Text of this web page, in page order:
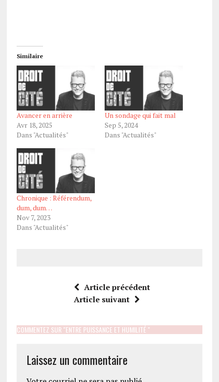
Similaire
Avancer en arrière
Avr 18, 2025
Dans "Actualités"
Un sondage qui fait mal
Sep 5, 2024
Dans "Actualités"
Chronique : Référendum,
dum, dum…
Nov 7, 2023
Dans "Actualités"
Article précédent
Article suivant
COMMENTEZ SUR "ENTRE PUISSANCE ET HUMILITÉ "
Laissez un commentaire